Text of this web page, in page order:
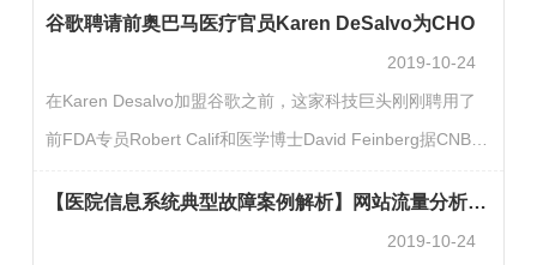
员、研究员、医学博士沈剑峰，InterSystems 战略规划副
CHIMA 2019大会发布后即受到医疗信息化同仁的一致好
评。现CHIMA加印了第二版，同时在公众号发布数期典型案
例，为大家分享信息安全事故经验，避免事故重现，共建医
院信息安全网络。【案例概述】案例关键字：程序代码 逻辑
问题业务故障相信很多医院都会面临这样一个问题，某业务
谷歌聘请前奥巴马医疗官员Karen DeSalvo为CHO
2019-10-24
在Karen Desalvo加盟谷歌之前，这家科技巨头刚刚聘用了
前FDA专员Robert Calif和医学博士David Feinberg据CNBC
曾在奥巴马政府期间担任医疗和卫生IT政策最高领导人之
一，现在她正式受聘于科技巨头谷歌(Google)。随着谷歌向
【医院信息系统典型故障案例解析】网站流量分析模块调用外部文件导致网站弹出广告
2019-10-24